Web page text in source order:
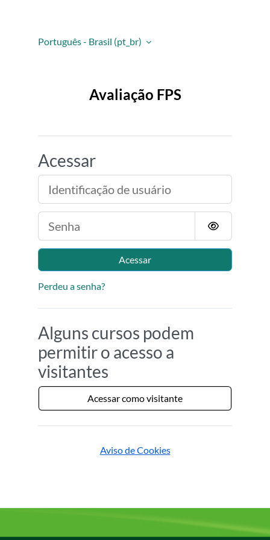
Português - Brasil ‎(pt_br)‎
Avaliação FPS
Acessar
Identificação de usuário
Senha
Acessar
Perdeu a senha?
Alguns cursos podem
permitir o acesso a
visitantes
Acessar como visitante
Aviso de Cookies